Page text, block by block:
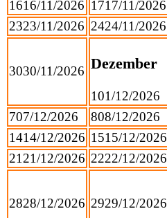
1616/11/2026 1717/11/2026
2323/11/2026 2424/11/2026
3030/11/2026 Dezember
101/12/2026
707/12/2026 808/12/2026
1414/12/2026 1515/12/2026
21 21/12/2026 2222/12/2026
2828/12/2026 2929/12/2026